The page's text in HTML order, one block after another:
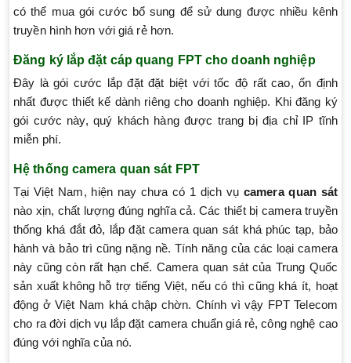
có thể mua gói cước bổ sung để sử dung được nhiều kênh
truyền hình hơn với giá rẻ hơn.
Đăng ký lắp đặt cáp quang FPT cho doanh nghiệp
Đây là gói cước lắp đặt đặt biệt với tốc độ rất cao, ổn định
nhất được thiết kế dành riêng cho doanh nghiệp. Khi đăng ký
gói cước này, quý khách hàng được trang bị địa chỉ IP tĩnh
miễn phí.
Hệ thống camera quan sát FPT
Tại Việt Nam, hiện nay chưa có 1 dịch vụcamera quan sát
nào xịn, chất lượng đúng nghĩa cả. Các thiết bị camera truyền
thống khá đắt đỏ, lắp đặt camera quan sát khá phúc tạp, bảo
hành và bảo trì cũng nặng nề. Tính năng của các loại camera
này cũng còn rất hạn chế. Camera quan sát của Trung Quốc
sản xuất không hỗ trợ tiếng Việt, nếu có thì cũng khá ít, hoạt
động ở Việt Nam khá chập chờn. Chính vì vậy FPT Telecom
cho ra đời dịch vụ lắp đặt camera chuẩn giá rẻ, công nghệ cao
đúng với nghĩa của nó.